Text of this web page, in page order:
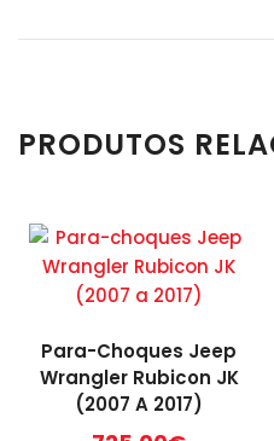
PRODUTOS
Para-Choques Jeep
Wrangler Rubicon JK
(2007 A 2017)